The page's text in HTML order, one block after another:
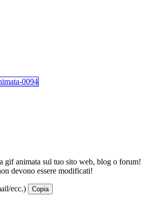
gif animata sul tuo sito web, blog o forum!
devono essere modificati!
ecc.) Copia